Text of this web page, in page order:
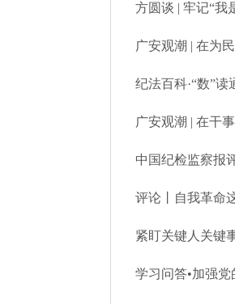
方圆谈 | 牢记“我
广安观潮 | 在为
纪法百科·“数”读
广安观潮 | 在干
评论丨自我革命
紧盯关键人关键